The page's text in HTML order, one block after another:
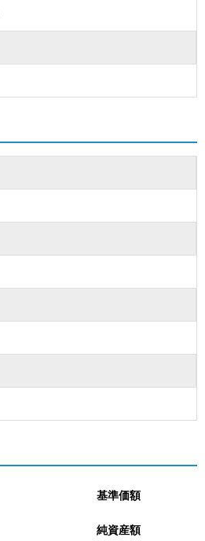
基準価額
純資産額